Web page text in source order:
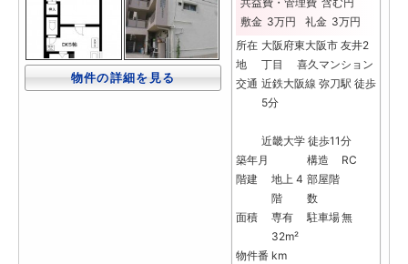
物件の詳細を見る
敷金 3万円 礼金 3万円
所在
地
大阪府東大阪市 友井2
丁目 喜久マンション
交通 近鉄大阪線 弥刀駅 徒歩
5分
近畿大学 徒歩11分
築年月
構造
RC
階建
地上 4
階
部屋階
数
面積
専有
32m²
駐車場無
物件番 km